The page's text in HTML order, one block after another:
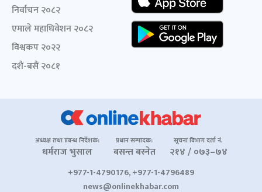
निर्वाचन २०८२
एमाले महाधिवेशन २०८२
विश्वकप २०२२
दशैं-बसैं २०८१
अध्यक्ष तथा प्रबन्ध निर्देशक:
धर्मराज भुसाल
प्रधान सम्पादक:
बसन्त बस्नेत
सूचना विभाग दर्ता नं.
२१४ / ०७३–७४
+977-1-4790176, +977-1-4796489
news@onlinekhabar.com